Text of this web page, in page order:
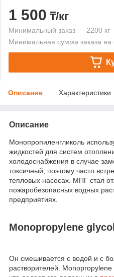
1 500 ₸/кг
Минимальный заказ — 2200 кг
Минимальная сумма заказа
Описание Характеристики
Описание
Монопропиленгликоль
жидкостей для систем
холодоснабжения в случае
токсичный, поэтому часто
тепловых насосах. МПГ стал
пожаробезопасных водных
предприятиях.
Monopropylene
Он смешивается с водой и с
растворителей.